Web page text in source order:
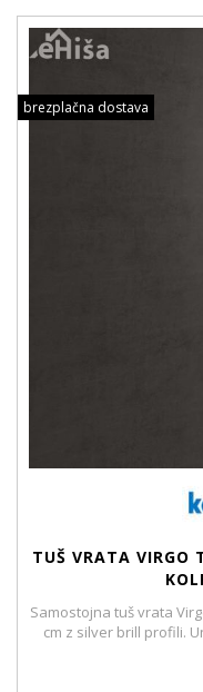
brezplačna dostava
TUŠ VRATA VIRGO
Samostojna tuš vrata
cm z silver brill profili.